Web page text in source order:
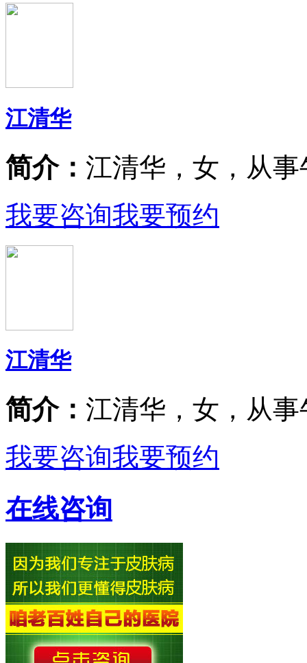
江清华
简介： 江清华，女，从事
我要咨询我要预约
江清华
简介： 江清华，女，从事
我要咨询我要预约
在线咨询